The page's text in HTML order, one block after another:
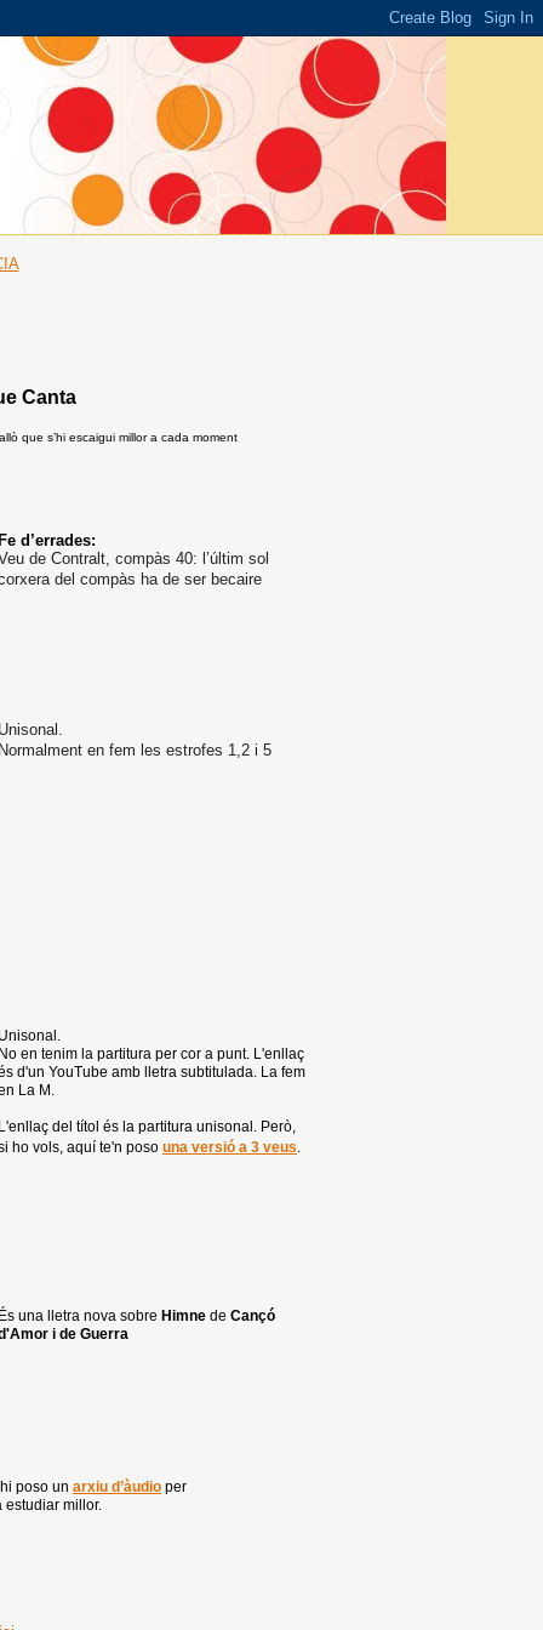
Canta
que s’hi escaigui millor a cada moment
d’errades:
de Contralt, compàs 40: l’últim sol
del compàs ha de ser becaire
en fem les estrofes 1,2 i 5
en tenim la partitura per cor a punt. L'enllaç
d'un YouTube amb lletra subtitulada. La fem
La M.
del títol és la partitura unisonal. Però,
ho vols, aquí te'n poso una versió a 3 veus.
una lletra nova sobre Himnede Cançó
i de Guerra
poso un arxiu d’àudioper
estudiar millor.